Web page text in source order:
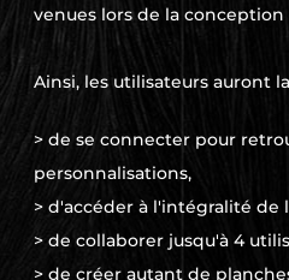
venues lors de la
Ainsi, les utilisateurs auront
> de se connecter pour
personnalisations,
> d'accéder à l'intégralité
> de collaborer jusqu'à 4